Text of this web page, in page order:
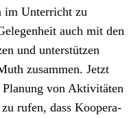
im Unter­richt zu
auch mit den
und unter­stützen
zusam­men. Jet­zt
von Aktiv­itäten
rufen, dass Koop­er­a­